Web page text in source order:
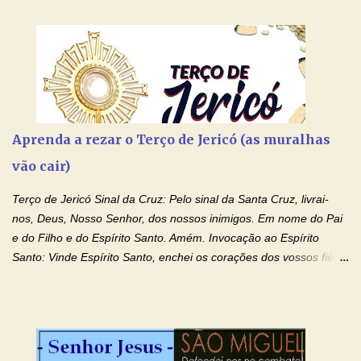
Aprenda a rezar o Terço de Jericó (as muralhas
vão cair)
Terço de Jericó Sinal da Cruz: Pelo sinal da Santa Cruz, livrai-
nos, Deus, Nosso Senhor, dos nossos inimigos. Em nome do Pai
e do Filho e do Espírito Santo. Amém. Invocação ao Espírito
Santo: Vinde Espírito Santo, enchei os corações dos vossos fiéis
Santo, fazei que apreciemos retamente todas as coisas segundo
o mesmo Espírito e gozemos sempre da sua consolação. Por